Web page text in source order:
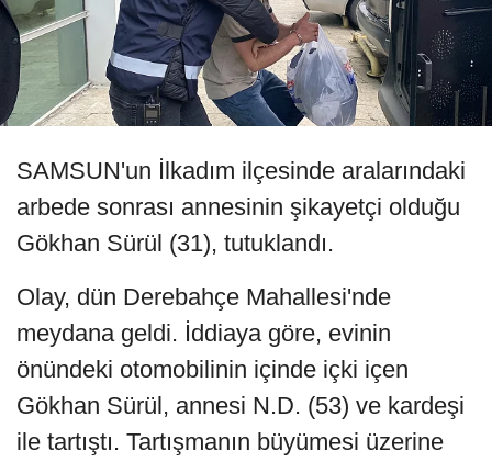
SAMSUN'un İlkadım ilçesinde aralarındaki
arbede sonrası annesinin şikayetçi olduğu
Gökhan Sürül (31), tutuklandı.
Olay, dün Derebahçe Mahallesi'nde
meydana geldi. İddiaya göre, evinin
önündeki otomobilinin içinde içki içen
Gökhan Sürül, annesi N.D. (53) ve kardeşi
ile tartıştı. Tartışmanın büyümesi üzerine